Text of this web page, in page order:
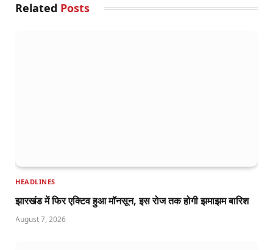
Related Posts
HEADLINES
झारखंड में फिर एक्टिव हुआ मॉनसून, इस रोज तक होगी झमाझम बारिश
August 7, 2026